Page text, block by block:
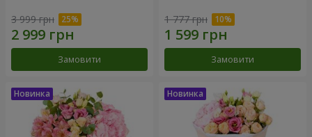
3 999 грн
Замовити
1 777 грн
Замовити